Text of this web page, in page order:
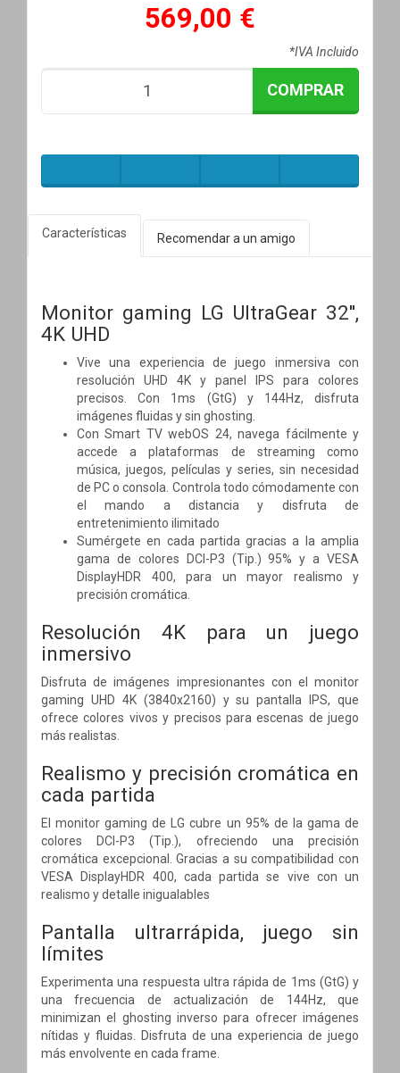
569,00 €
*IVA Incluido
COMPRAR
Características Recomendar a un amigo
Monitor gaming LG UltraGear 32'',
4K UHD
Vive una experiencia de juego inmersiva con
resolución UHD 4K y panel IPS para colores
precisos. Con 1ms (GtG) y 144Hz, disfruta
imágenes fluidas y sin ghosting.
Con Smart TV webOS 24, navega fácilmente y
accede a plataformas de streaming como
música, juegos, películas y series, sin necesidad
de PC o consola. Controla todo cómodamente con
el mando a distancia y disfruta de
entretenimiento ilimitado
Sumérgete en cada partida gracias a la amplia
gama de colores DCI-P3 (Tip.) 95% y a VESA
DisplayHDR 400, para un mayor realismo y
precisión cromática.
Resolución 4K para un juego
inmersivo
Disfruta de imágenes impresionantes con el monitor
gaming UHD 4K (3840x2160) y su pantalla IPS, que
ofrece colores vivos y precisos para escenas de juego
más realistas.
Realismo y precisión cromática en
cada partida
El monitor gaming de LG cubre un 95% de la gama de
colores DCI-P3 (Tip.), ofreciendo una precisión
cromática excepcional. Gracias a su compatibilidad con
VESA DisplayHDR 400, cada partida se vive con un
realismo y detalle inigualables
Pantalla ultrarrápida, juego sin
límites
Experimenta una respuesta ultra rápida de 1ms (GtG) y
una frecuencia de actualización de 144Hz, que
minimizan el ghosting inverso para ofrecer imágenes
nítidas y fluidas. Disfruta de una experiencia de juego
más envolvente en cada frame.